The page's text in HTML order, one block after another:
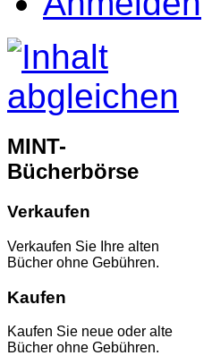
MINT-
Bücherbörse
Verkaufen
Verkaufen Sie Ihre alten
Bücher ohne Gebühren.
Kaufen
Kaufen Sie neue oder alte
Bücher ohne Gebühren.